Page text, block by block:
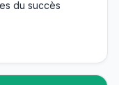
du succès